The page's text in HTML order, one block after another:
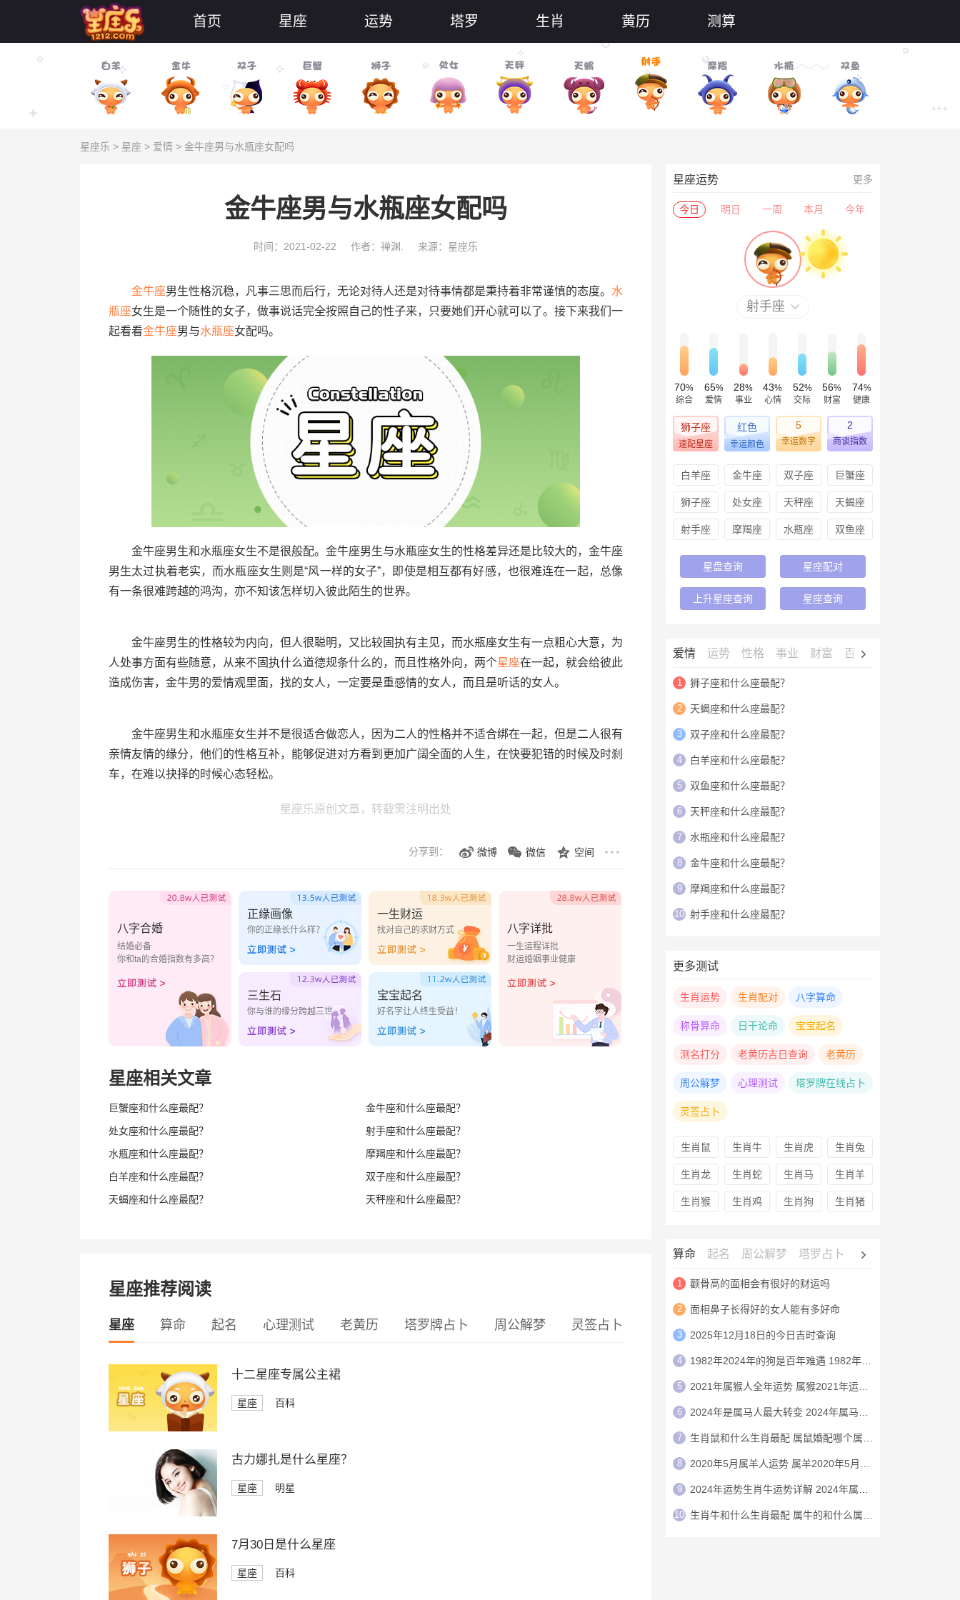
首页 星座 运势 塔罗 生肖 黄历 测算
星座乐 > 星座 > 爱情 > 金牛座男与水瓶座女配吗
金牛座男与水瓶座女配吗
时间：2021-02-22 作者：禅渊. 来源：星座乐
金牛座男生性格沉稳，凡事三思而后行，无论对待人还是对待事情都是秉持着非常谨慎的态度。 水
瓶座女生是一个随性的女子，做事说话完全按照自己的性子来，只要她们开心就可以了。接下来我们一
起看看金牛座男与水瓶座女配吗。
金牛座男生和水瓶座女生不是很般配。金牛座男生与水瓶座女生的性格差异还是比较大的，金牛座
男生太过执着老实，而水瓶座女生则是“风一样的女子”，即使是相互都有好感，也很难连在一起，总像
有一条很难跨越的鸿沟，亦不知该怎样切入彼此陌生的世界。
金牛座男生的性格较为内向，但人很聪明，又比较固执有主见，而水瓶座女生有一点粗心大意，为
人处事方面有些随意，从来不固执什么道德规条什么的，而且性格外向，两个星座在一起，就会给彼此
造成伤害，金牛男的爱情观里面，找的女人，一定要是重感情的女人，而且是听话的女人。
金牛座男生和水瓶座女生并不是很适合做恋人，因为二人的性格并不适合绑在一起，但是二人很有
亲情友情的缘分，他们的性格互补，能够促进对方看到更加广阔全面的人生，在快要犯错的时候及时刹
车，在难以抉择的时候心态轻松。
星座乐原创文章，转载需注明出处
分享到： 微博 微信 空间
八字合婚
结婚必备
你和ta的合婚指数有多高？
正缘画像
你的正缘长什么样？
一生财运
找对自己的求财方式
三生石
你与谁的缘分跨越三世
宝宝起名
好名字让人终生受益！
八字详批
一生运程详批
财运婚姻事业健康
星座相关文章
巨蟹座和什么座最配？
金牛座和什么座最配？
处女座和什么座最配？
射手座和什么座最配？
水瓶座和什么座最配？
摩羯座和什么座最配？
白羊座和什么座最配？
双子座和什么座最配？
天蝎座和什么座最配？
天秤座和什么座最配？
星座推荐阅读
星座 算命 起名 心理测试 老黄历 塔罗牌占卜 周公解梦 灵签占卜
十二星座专属公主裙
星座 百科
古力娜扎是什么星座？
星座 明星
7月30日是什么星座
星座 百科
星座运势 更多
今日 明日 一周 本月 今年
射手座
70%
综合
65%
爱情
28%
事业
43%
心情
52%
交际
56%
财富
74%
健康
狮子座
速配星座
红色
幸运颜色
5
幸运数字
2
商谈指数
白羊座 金牛座 双子座 巨蟹座
狮子座 处女座 天秤座 天蝎座
射手座 摩羯座 水瓶座 双鱼座
星盘查询 星座配对
上升星座查询 星座查询
爱情 运势 性格 事业 财富 百科
1 狮子座和什么座最配？
2 天蝎座和什么座最配？
3 双子座和什么座最配？
4 白羊座和什么座最配？
5 双鱼座和什么座最配？
6 天秤座和什么座最配？
7 水瓶座和什么座最配？
8 金牛座和什么座最配？
9 摩羯座和什么座最配？
10 射手座和什么座最配？
更多测试
生肖运势 生肖配对 八字算命
称骨算命 日干论命 宝宝起名
测名打分 老黄历吉日查询 老黄历
周公解梦 心理测试 塔罗牌在线占卜
灵签占卜
生肖鼠 生肖牛 生肖虎 生肖兔
生肖龙 生肖蛇 生肖马 生肖羊
生肖猴 生肖鸡 生肖狗 生肖猪
算命 起名 周公解梦 塔罗占卜 心理测试
1 颧骨高的面相会有很好的财运吗
2 面相鼻子长得好的女人能有多好命
3 2025年12月18日的今日吉时查询
4 1982年2024年的狗是百年难遇 1982年的狗在2024年怎么样
5 2021年属猴人全年运势 属猴2021年运势及运程
6 2024年是属马人最大转变 2024年属马人的全年运势
7 生肖鼠和什么生肖最配 属鼠婚配哪个属相最好
8 2020年5月属羊人运势 属羊2020年5月运程
9 2024年运势生肖牛运势详解 2024年属牛人的全年运势详解
10 生肖牛和什么生肖最配 属牛的和什么属相最配